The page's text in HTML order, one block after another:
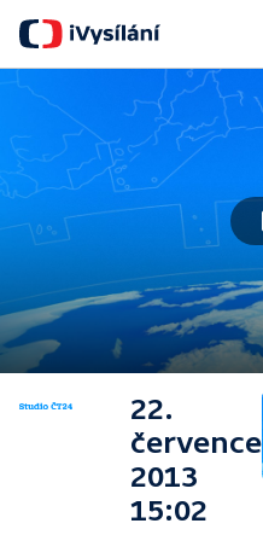
22.
července
2013
15:02